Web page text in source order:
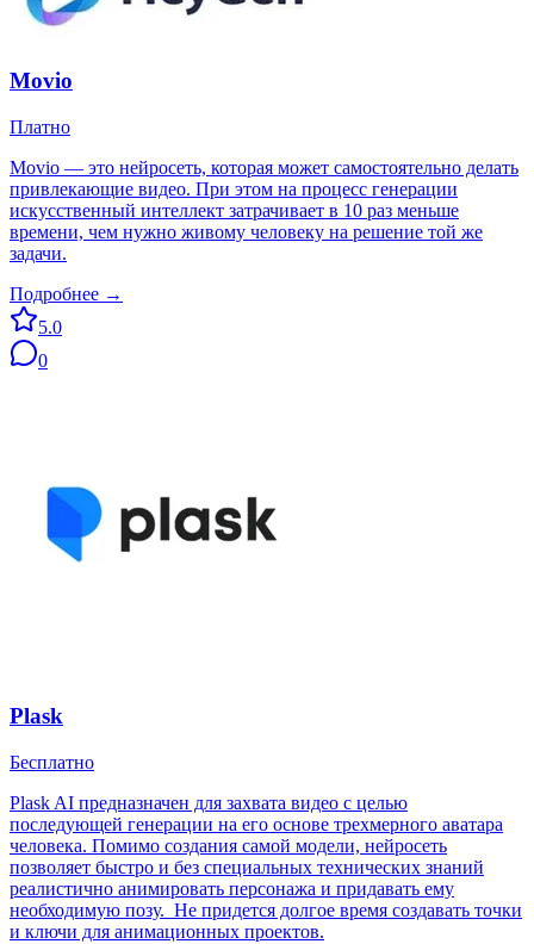
Movio
Платно
Movio — это нейросеть, которая может самостоятельно делать
привлекающие видео. При этом на процесс генерации
искусственный интеллект затрачивает в 10 раз меньше
времени, чем нужно живому человеку на решение той же
задачи.
Подробнее →
5.0
0
Plask
Бесплатно
Plask AI предназначен для захвата видео с целью
последующей генерации на его основе трехмерного аватара
человека. Помимо создания самой модели, нейросеть
позволяет быстро и без специальных технических знаний
реалистично анимировать персонажа и придавать ему
необходимую позу. Не придется долгое время создавать точки
и ключи для анимационных проектов.